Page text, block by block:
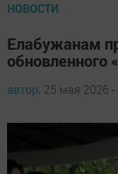
НОВОСТИ
Елабужанам
обновленного
автор, 25 мая 2026 -